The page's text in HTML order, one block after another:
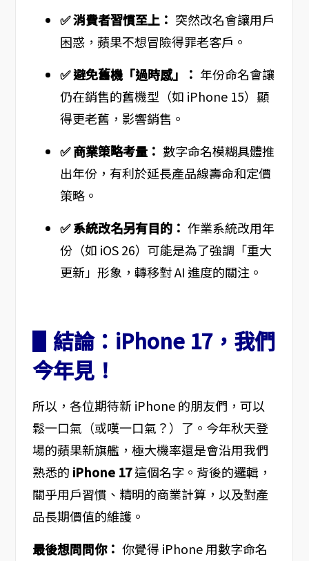
✅ 消費者習慣至上： 突然改名會讓用戶
困惑，蘋果不想冒險得罪老客戶。
✅ 避免舊機「過時感」： 年份命名會讓
仍在銷售的舊機型（如 iPhone 15）顯
得更老舊，影響銷售。
✅ 商業策略考量： 數字命名模糊具體推
出年份，有利於延長產品線壽命和定價
策略。
✅ 系統改名另有目的： 作業系統改用年
份（如 iOS 26）可能是為了強調「重大
更新」形象，轉移對 AI 進度的關注。
▋結論：iPhone 17，我們
今年見！
所以，各位期待新 iPhone 的朋友們，可以
鬆一口氣（或嘆一口氣？）了。今年秋天登
場的蘋果新旗艦，極大機率還是會沿用我們
熟悉的 iPhone 17這個名字。背後的邏輯，
關乎用戶習慣、精明的商業計算，以及對產
品長期價值的維護。
最後想問問你： 你覺得 iPhone 用數字命名